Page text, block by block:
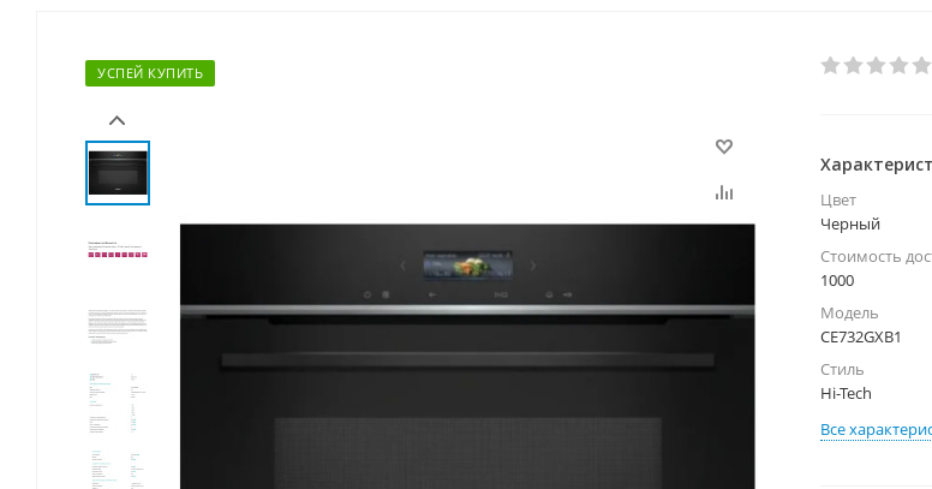
УСПЕЙ КУПИТЬ
Цвет
Черный
Стоимость
1000
Модель
CE732GXB1
Стиль
Hi-Tech
Все